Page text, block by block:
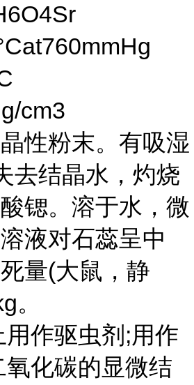
cm3
性粉末。有吸湿
去结晶水，灼烧
锶。溶于水，微
液对石蕊呈中
量(大鼠，静
。
用作驱虫剂;用作
化碳的显微结